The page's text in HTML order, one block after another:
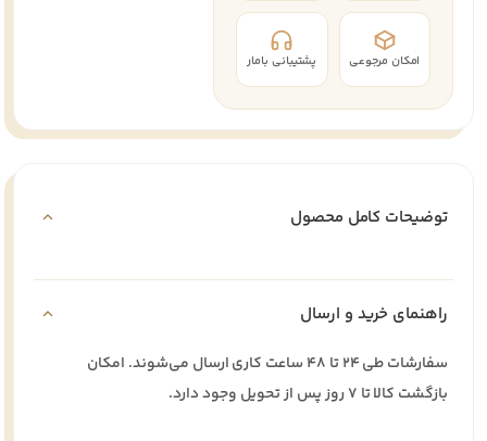
امکان مرجوعی پشتیبانی بامار
توضیحات کامل محصول
راهنمای خرید و ارسال
سفارشات طی ۲۴ تا ۴۸ ساعت کاری ارسال می‌شوند. امکان
بازگشت کالا تا ۷ روز پس از تحویل وجود دارد.